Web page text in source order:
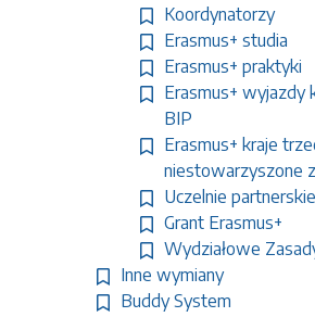
Koordynatorzy
Erasmus+ studia
Erasmus+ praktyki
Erasmus+
BIP
Erasmus+ kraje
niestowarzyszone
Uczelnie
Grant Erasmus+
Wydziałowe
Inne wymiany
Buddy System